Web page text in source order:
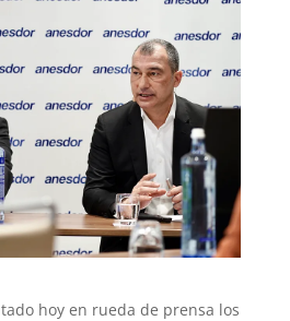
hoy en rueda de prensa los